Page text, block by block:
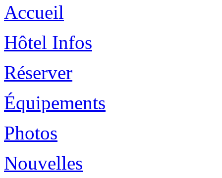
Accueil
Hôtel Infos
Réserver
Équipements
Photos
Nouvelles